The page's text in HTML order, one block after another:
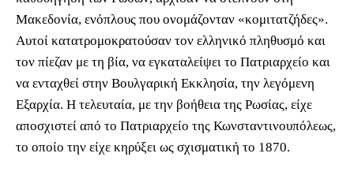
Μακεδονία, ενόπλους που ονομάζονταν «κομιτατζήδες».
Αυτοί κατατρομοκρατούσαν τον ελληνικό πληθυσμό και
τον πίεζαν με τη βία, να εγκαταλείψει το Πατριαρχείο και
να ενταχθεί στην Βουλγαρική Εκκλησία, την λεγόμενη
Εξαρχία. Η τελευταία, με την βοήθεια της Ρωσίας, είχε
αποσχιστεί από το Πατριαρχείο της Κωνσταντινουπόλεως,
το οποίο την είχε κηρύξει ως σχισματική το 1870.